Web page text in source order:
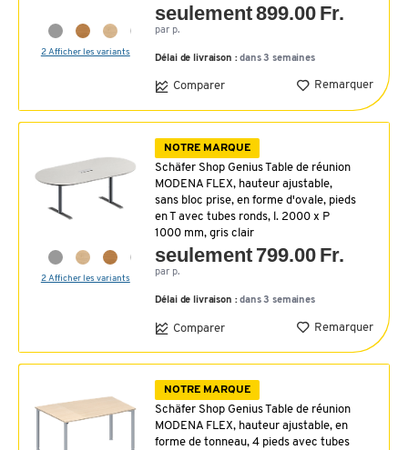
2 Afficher les variants
seulement 899.00 Fr.
par p.
Délai de livraison :dans 3 semaines
Comparer Remarquer
2 Afficher les variants
NOTRE MARQUE
Schäfer Shop Genius Table de réunion
MODENA FLEX, hauteur ajustable,
sans bloc prise, en forme d'ovale, pieds
en T avec tubes ronds, l. 2000 x P
1000 mm, gris clair
seulement 799.00 Fr.
par p.
Délai de livraison :dans 3 semaines
Comparer Remarquer
NOTRE MARQUE
Schäfer Shop Genius Table de réunion
MODENA FLEX, hauteur ajustable, en
forme de tonneau, 4 pieds avec tubes